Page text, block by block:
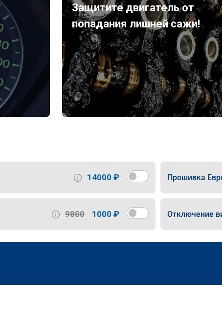
Защитите двигатель от
попадания лишней сажи!
14000 ₽ Прошивка
9800 1000 ₽ Отключение